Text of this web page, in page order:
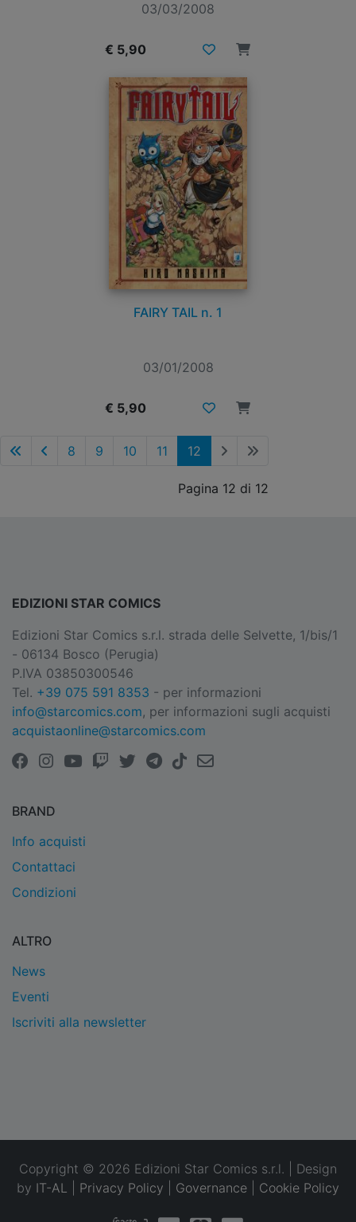
03/03/2008
€ 5,90
FAIRY TAIL n. 1
03/01/2008
€ 5,90
8 9 10 11 12
Pagina 12 di 12
EDIZIONI STAR COMICS
Edizioni Star Comics s.r.l. strada delle Selvette, 1/bis/1
- 06134 Bosco (Perugia)
P.IVA 03850300546
Tel. +39 075 591 8353 - per informazioni
info@starcomics.com, per informazioni sugli acquisti
acquistaonline@starcomics.com
BRAND
Info acquisti
Contattaci
Condizioni
ALTRO
News
Eventi
Iscriviti alla newsletter
Copyright © 2026 Edizioni Star Comics s.r.l. | Design
by IT-AL Privacy Policy Governance Cookie Policy